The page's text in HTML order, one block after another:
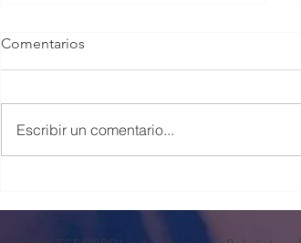
Comentarios
Escribir un comentario...